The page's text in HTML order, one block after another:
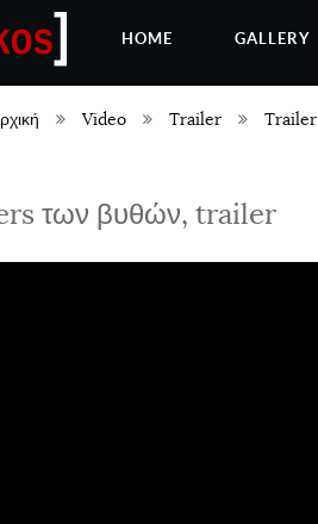
HOME GALLERY
Video Trailer Trailer
των βυθών, trailer